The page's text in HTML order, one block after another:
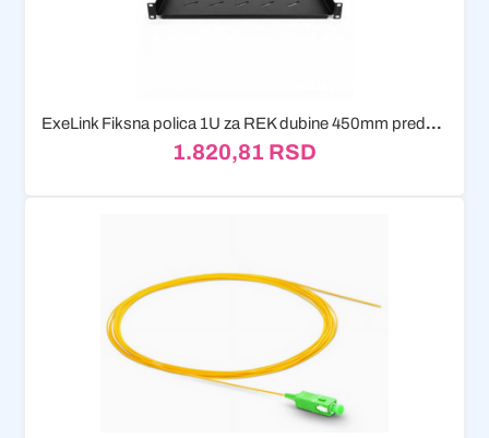
ExeLink Fiksna polica 1U za REK dubine 450mm prednje montiranje
1.820,81 RSD